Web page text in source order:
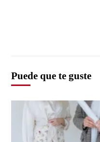
Puede que te guste